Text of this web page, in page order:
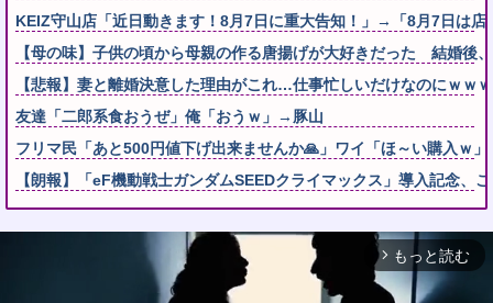
KEIZ守山店「近日動きます！8月7日に重大告知！」→「8月7日は店
【母の味】子供の頃から母親の作る唐揚げが大好きだった 結婚
【悲報】妻と離婚決意した理由がこれ…仕事忙しいだけなのにｗｗ
友達「二郎系食おうぜ」俺「おうｗ」→豚山
フリマ民「あと500円値下げ出来ませんか🙏」ワイ「ほ～い購入ｗ」
【朗報】「eF機動戦士ガンダムSEEDクライマックス」導入記念
arrow_forward_ios もっと読む